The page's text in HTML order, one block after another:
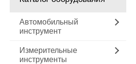
Автомобильный
инструмент
Измерительные
инструменты